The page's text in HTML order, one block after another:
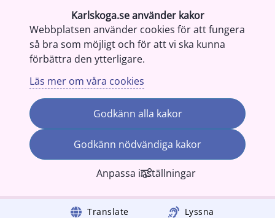
Karlskoga.se använder kakor
Webbplatsen använder cookies för att fungera
så bra som möjligt och för att vi ska kunna
förbättra den ytterligare.
Läs mer om våra cookies
Godkänn alla kakor
Godkänn nödvändiga kakor
Anpassa inställningar
Gå till innehåll Translate Lyssna